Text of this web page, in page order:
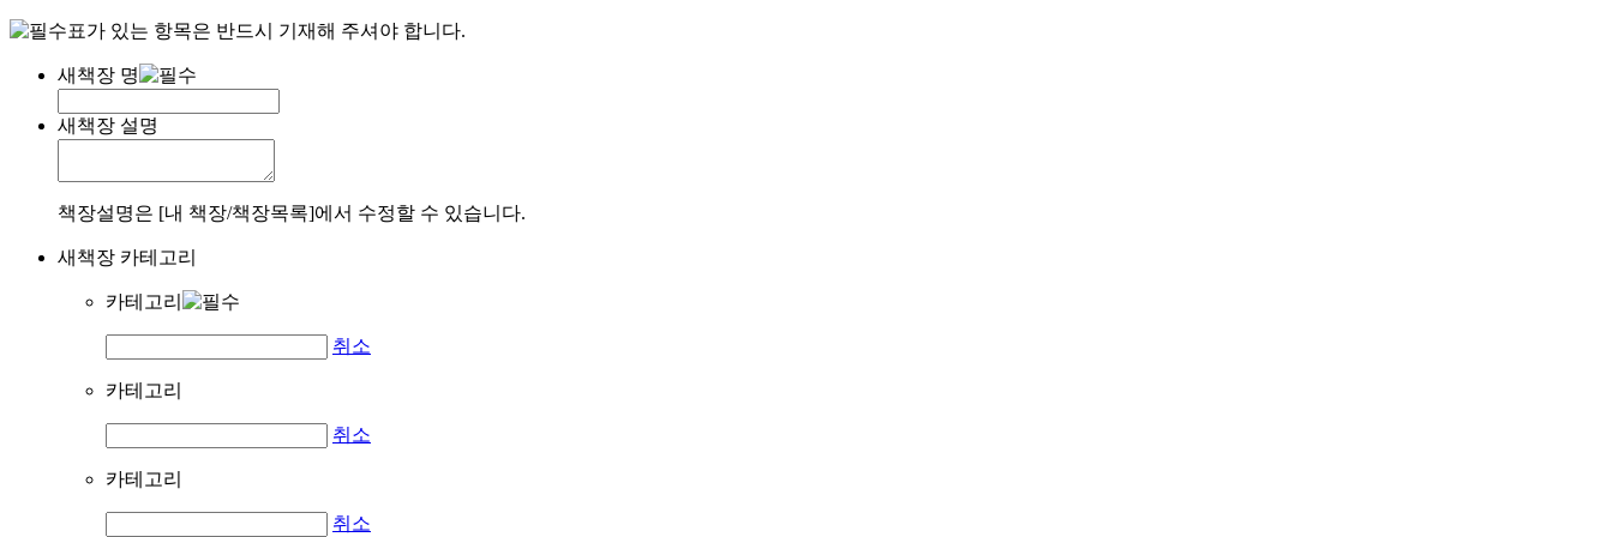
표가 있는 항목은 반드시 기재해 주셔야 합니다.
새책장 명
새책장 설명
책장설명은 [내 책장/책장목록]에서 수정할 수 있습니다.
새책장 카테고리
카테고리
취소
카테고리
취소
카테고리
취소